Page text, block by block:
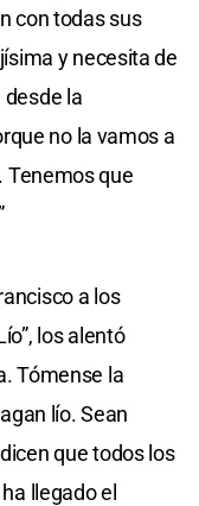
con todas sus
y necesita de
la
no la vamos a
Tenemos que
a los
los alentó
Tómense la
lío. Sean
que todos los
llegado el